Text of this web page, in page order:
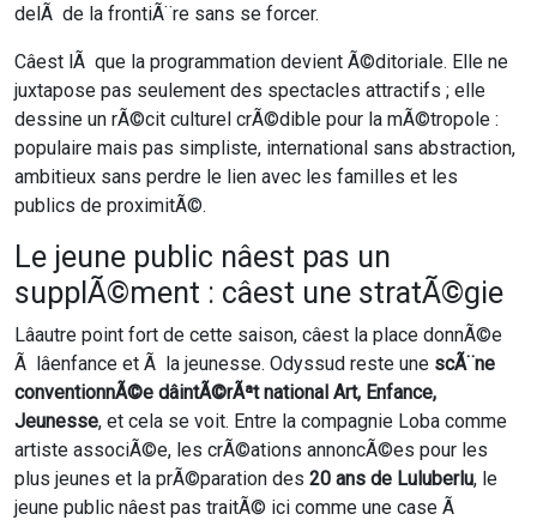
delÃ de la frontiÃ¨re sans se forcer.
Câest lÃ que la programmation devient Ã©ditoriale. Elle ne
juxtapose pas seulement des spectacles attractifs ; elle
dessine un rÃ©cit culturel crÃ©dible pour la mÃ©tropole :
populaire mais pas simpliste, international sans abstraction,
ambitieux sans perdre le lien avec les familles et les
publics de proximitÃ©.
Le jeune public nâest pas un
supplÃ©ment : câest une stratÃ©gie
Lâautre point fort de cette saison, câest la place donnÃ©e
Ã lâenfance et Ã la jeunesse. Odyssud reste une scÃ¨ne
conventionnÃ©e dâintÃ©rÃªt national Art, Enfance,
Jeunesse, et cela se voit. Entre la compagnie Loba comme
artiste associÃ©e, les crÃ©ations annoncÃ©es pour les
plus jeunes et la prÃ©paration des 20 ans de Luluberlu, le
jeune public nâest pas traitÃ© ici comme une case Ã